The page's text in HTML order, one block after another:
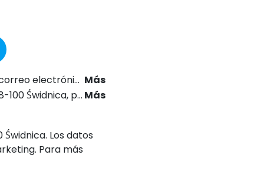
el Derecho de las Comunicaciones Electrónicas.
Más
a), del Reglamento General de Protección de Datos (RGPD). Más
Świdnica. Los datos
Para más